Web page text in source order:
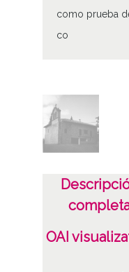
como prueba
co
Fecha
19810601
1981 a 1982
Expediente de
OAI